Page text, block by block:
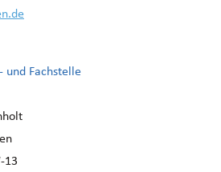
und Fachstelle
13